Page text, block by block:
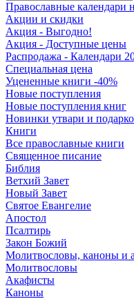
Православные календари
Акции и скидки
Акция - Выгодно!
Акция - Доступные цены
Распродажа - Календари
Специальная цена
Уцененные книги -40%
Новые поступления
Новые поступления книг
Новинки утвари и
Книги
Все православные книги
Священное писание
Библия
Ветхий Завет
Новый Завет
Святое Евангелие
Апостол
Псалтирь
Закон Божий
Молитвословы, каноны и
Молитвословы
Акафисты
Каноны